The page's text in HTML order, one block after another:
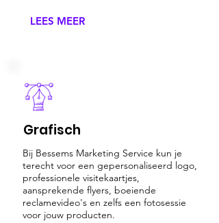
LEES MEER
Grafisch
Bij Bessems Marketing Service kun je
terecht voor een gepersonaliseerd logo,
professionele visitekaartjes,
aansprekende flyers, boeiende
reclamevideo's en zelfs een fotosessie
voor jouw producten.